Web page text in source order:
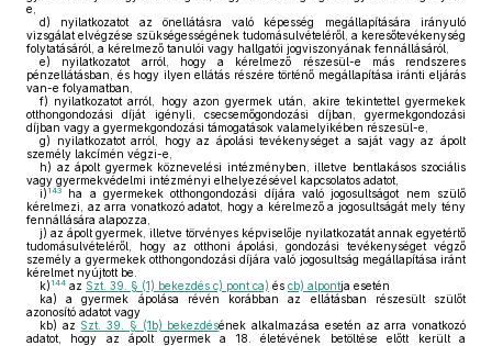
e,
d) nyilatkozatot az önellátásra való képesség megállapítására irányuló
vizsgálat elvégzése szükségességének tudomásulvételéről, a keresőtevékenység
folytatásáról, a kérelmező tanulói vagy hallgatói jogviszonyának fennállásáról,
e) nyilatkozatot arról, hogy a kérelmező részesül-e más rendszeres
pénzellátásban, és hogy ilyen ellátás részére történő megállapítása iránti eljárás
van-e folyamatban,
f) nyilatkozatot arról, hogy azon gyermek után, akire tekintettel gyermekek
otthongondozási díját igényli, csecsemőgondozási díjban, gyermekgondozási
díjban vagy a gyermekgondozási támogatások valamelyikében részesül-e,
g) nyilatkozatot arról, hogy az ápolási tevékenységet a saját vagy az ápolt
személy lakcímén végzi-e,
h) az ápolt gyermek köznevelési intézményben, illetve bentlakásos szociális
vagy gyermekvédelmi intézményi elhelyezésével kapcsolatos adatot,
i) 143
ha a gyermekek otthongondozási díjára való jogosultságot nem szülő
kérelmezi, az arra vonatkozó adatot, hogy a kérelmező a jogosultságát mely tény
fennállására alapozza,
j) az ápolt gyermek, illetve törvényes képviselője nyilatkozatát annak egyetértő
tudomásulvételéről, hogy az otthoni ápolási, gondozási tevékenységet végző
személy a gyermekek otthongondozási díjára való jogosultság megállapítása iránt
kérelmet nyújtott be.
k) 144 az Szt. 39. § (1) bekezdés c) pont ca) és cb) alpontja esetén
ka) a gyermek ápolása révén korábban az ellátásban részesült szülőt
azonosító adatot vagy
kb) az Szt. 39. § (1b) bekezdésének alkalmazása esetén az arra vonatkozó
adatot, hogy az ápolt gyermek a 18. életévének betöltése előtt került a